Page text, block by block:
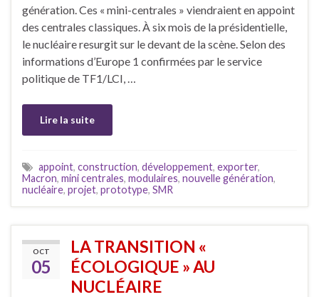
génération. Ces « mini-centrales » viendraient en appoint
des centrales classiques. À six mois de la présidentielle,
le nucléaire resurgit sur le devant de la scène. Selon des
informations d’Europe 1 confirmées par le service
politique de TF1/LCI, …
Lire la suite
appoint, construction, développement, exporter,
Macron, mini centrales, modulaires, nouvelle génération,
nucléaire, projet, prototype, SMR
OCT
05
LA TRANSITION «
ÉCOLOGIQUE » AU
NUCLÉAIRE